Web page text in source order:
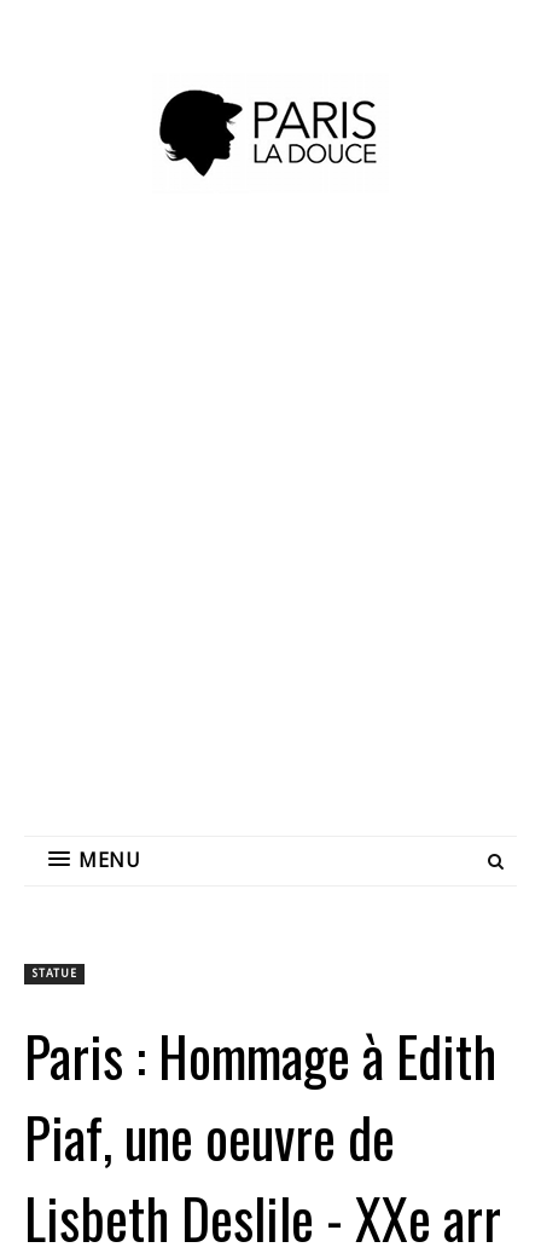
MENU
STATUE
Paris : Hommage à Edith
Piaf, une oeuvre de
Lisbeth Deslile - XXe arr